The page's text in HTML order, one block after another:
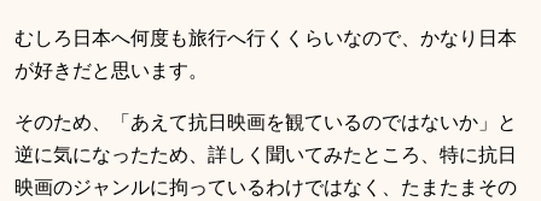
むしろ日本へ何度も旅行へ行くくらいなので、かなり日本
が好きだと思います。
そのため、「あえて抗日映画を観ているのではないか」と
逆に気になったため、詳しく聞いてみたところ、特に抗日
映画のジャンルに拘っているわけではなく、たまたまその